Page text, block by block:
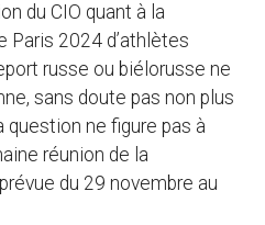
du CIO quant à la
Paris 2024 d’athlètes
russe ou biélorusse ne
sans doute pas non plus
question ne figure pas à
réunion de la
du 29 novembre au